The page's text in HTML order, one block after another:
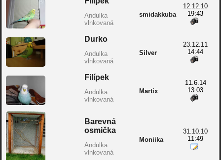
Andulka
vlnkovaná
smidakkuba
12.12.10
19:43
Durko
Andulka
vlnkovaná
Silver
23.12.11
14:44
Filípek
Andulka
vlnkovaná
Martix
11.6.14
13:03
Barevná
osmička
Andulka
vlnkovaná
Moniika
31.10.10
11:49